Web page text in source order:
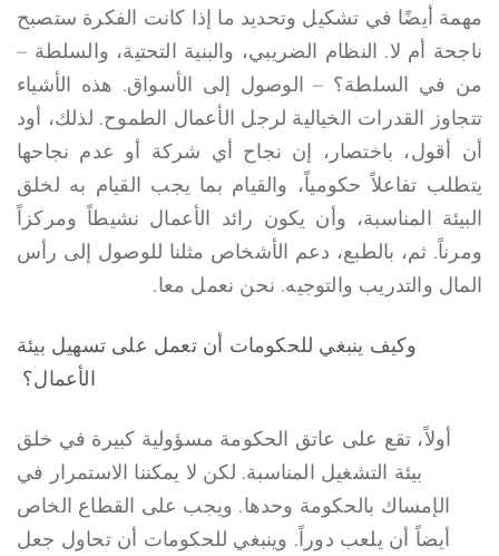
مهمة أيضًا في تشكيل وتحديد ما إذا كانت الفكرة ستصبح
ناجحة أم لا. النظام الضريبي، والبنية التحتية، والسلطة –
من في السلطة؟ – الوصول إلى الأسواق. هذه الأشياء
تتجاوز القدرات الخيالية لرجل الأعمال الطموح. لذلك، أود
أن أقول، باختصار، إن نجاح أي شركة أو عدم نجاحها
يتطلب تفاعلاً حكومياً، والقيام بما يجب القيام به لخلق
البيئة المناسبة، وأن يكون رائد الأعمال نشيطاً ومركزاً
ومرناً. ثم، بالطبع، دعم الأشخاص مثلنا للوصول إلى رأس
المال والتدريب والتوجيه. نحن نعمل معا.
وكيف ينبغي للحكومات أن تعمل على تسهيل بيئة
الأعمال؟
أولاً، تقع على عاتق الحكومة مسؤولية كبيرة في خلق
بيئة التشغيل المناسبة. لكن لا يمكننا الاستمرار في
الإمساك بالحكومة وحدها. ويجب على القطاع الخاص
أيضاً أن يلعب دوراً. وينبغي للحكومات أن تحاول جعل